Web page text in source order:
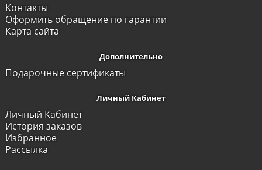
Контакты
Оформить обращение по гарантии
Карта сайта
Дополнительно
Подарочные сертификаты
Личный Кабинет
Личный Кабинет
История заказов
Избранное
Рассылка